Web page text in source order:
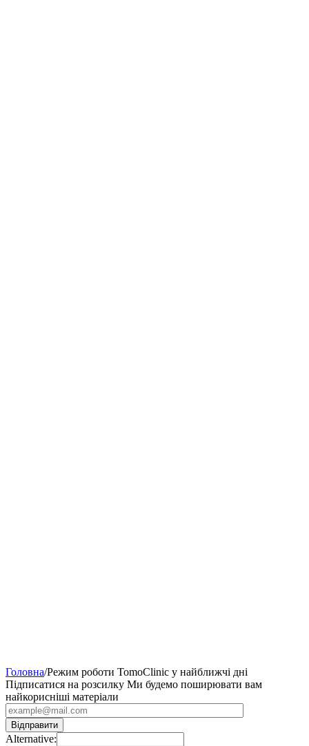
Головна/Режим роботи TomoClinic у найближчі дні
Підписатися на розсилку Ми будемо поширювати вам
найкорисніші матеріали
Alternative: